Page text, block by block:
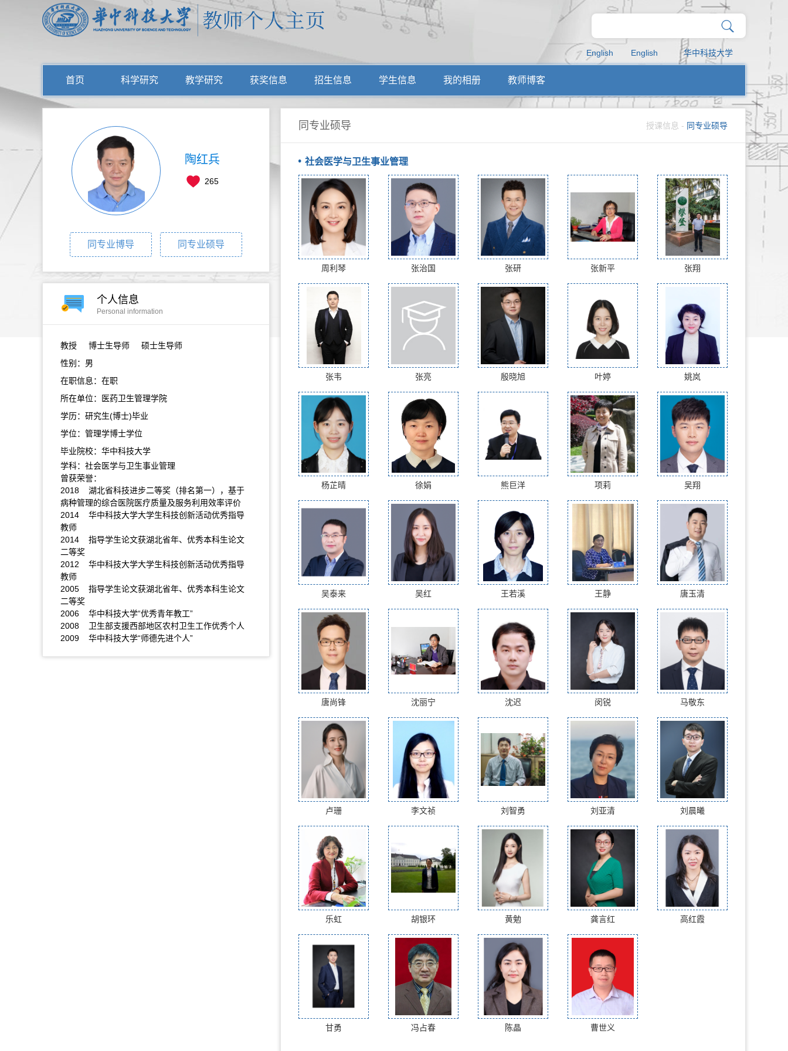
English English 华中科技大学
首页 科学研究 教学研究 获奖信息 招生信息 学生信息 我的相册 教师博客
陶红兵
265
同专业博导 同专业硕导
个人信息
Personal information
教授
博士生导师 硕士生导师
性别：男
在职信息：在职
所在单位：医药卫生管理学院
学历：研究生(博士)毕业
学位：管理学博士学位
毕业院校：华中科技大学
学科：社会医学与卫生事业管理
曾获荣誉：
2018 湖北省科技进步二等奖（排名第一），基于
病种管理的综合医院医疗质量及服务利用效率评价
2014 华中科技大学大学生科技创新活动优秀指导
教师
2014 指导学生论文获湖北省年、优秀本科生论文
二等奖
2012 华中科技大学大学生科技创新活动优秀指导
教师
2005 指导学生论文获湖北省年、优秀本科生论文
二等奖
2006 华中科技大学“优秀青年教工”
2008 卫生部支援西部地区农村卫生工作优秀个人
2009 华中科技大学“师德先进个人”
同专业硕导 授课信息 - 同专业硕导
社会医学与卫生事业管理
周利琴 张治国 张研 张新平 张翔
张韦 张亮 殷晓旭 叶婷 姚岚
杨芷晴 徐娟 熊巨洋 项莉 吴翔
吴泰来 吴红 王若溪 王静 唐玉清
唐尚锋 沈丽宁 沈迟 闵锐 马敬东
卢珊 李文祯 刘智勇 刘亚清 刘晨曦
乐虹 胡银环 黄勉 龚言红 高红霞
甘勇 冯占春 陈晶 曹世义